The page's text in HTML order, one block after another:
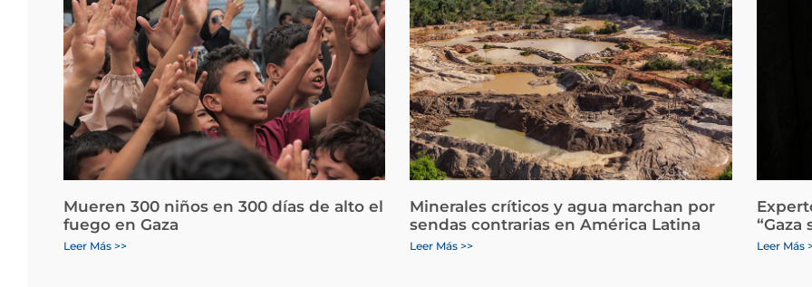
Mueren 300 niños en 300 días de alto el
fuego en Gaza
Leer Más >>
Minerales críticos y agua marchan por
sendas contrarias en América Latina
Leer Más >>
“Gaza
Leer Más